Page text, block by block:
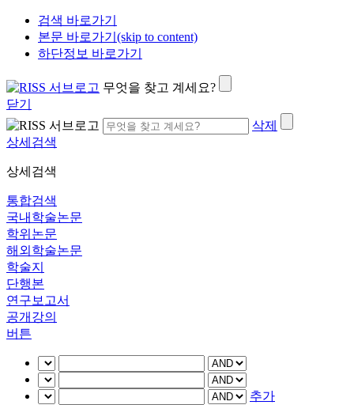
검색 바로가기
본문 바로가기(skip to content)
하단정보 바로가기
무엇을 찾고 계세요?
닫기
삭제
상세검색
상세검색
통합검색
국내학술논문
학위논문
해외학술논문
학술지
단행본
연구보고서
공개강의
버튼
추가